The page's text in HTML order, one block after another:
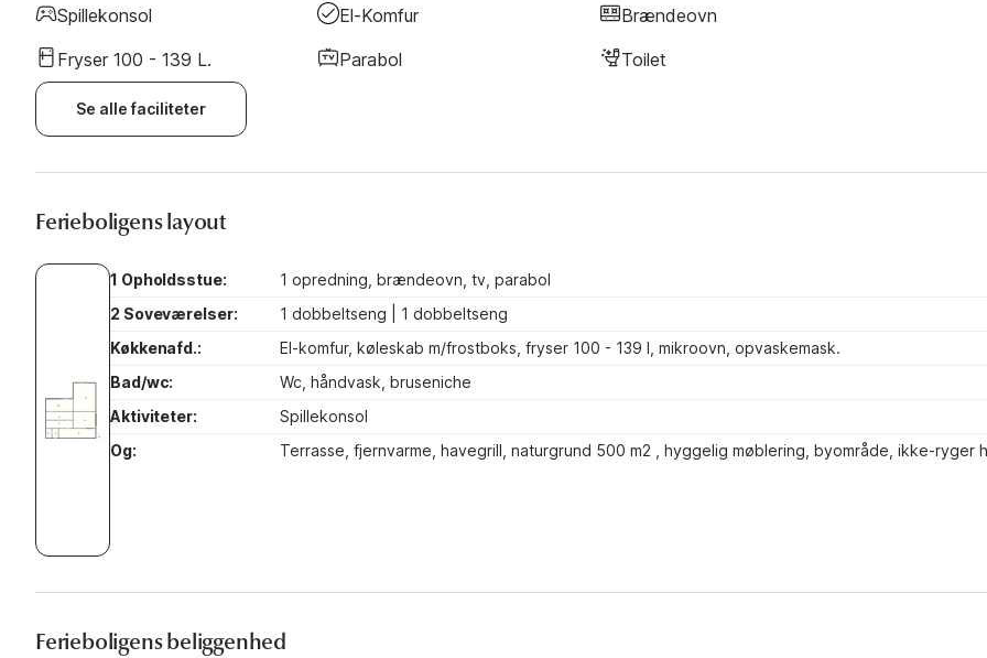
Spillekonsol
El-Komfur
Brændeovn
Fryser 100 - 139 L.
Parabol Toilet
Se alle faciliteter
Ferieboligens layout
1 Opholdsstue:
1 opredning, brændeovn, tv, parabol
2 Soveværelser:
1 dobbeltseng | 1 dobbeltseng
Køkkenafd.:
El-komfur, køleskab m/frostboks, fryser 100 - 139 l, mikroovn, opvaskemask.
Bad/wc:
Wc, håndvask, bruseniche
Aktiviteter:
Spillekonsol
Og:
Terrasse, fjernvarme, havegrill, naturgrund 500 m2 , hyggelig møblering, byområde, ikke-ryger
Ferieboligens beliggenhed